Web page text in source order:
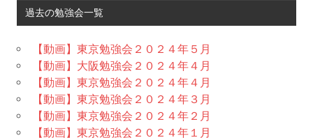
過去の勉強会一覧
【動画】東京勉強会２０２４年５月
【動画】大阪勉強会２０２４年４月
【動画】東京勉強会２０２４年４月
【動画】東京勉強会２０２４年３月
【動画】東京勉強会２０２４年２月
【動画】東京勉強会２０２４年１月